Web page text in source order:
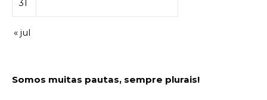
31
« jul
Somos muitas pautas, sempre plurais!